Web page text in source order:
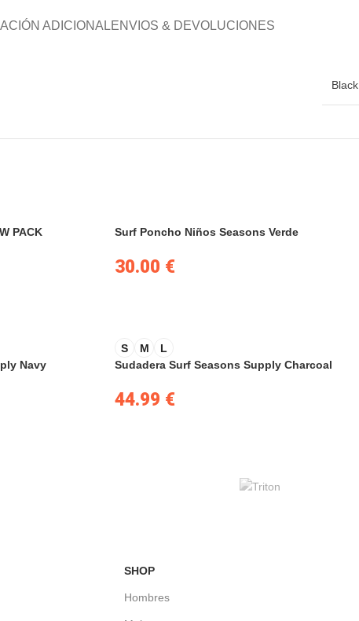
ADICIONALENVIOS & DEVOLUCIONES
Black
PACK Surf Poncho Niños Seasons Verde
30.00 €
Navy
S M
L
Sudadera Surf Seasons Supply Charcoal
44.99 €
SHOP
Hombres